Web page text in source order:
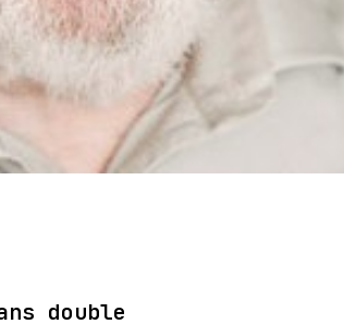
double